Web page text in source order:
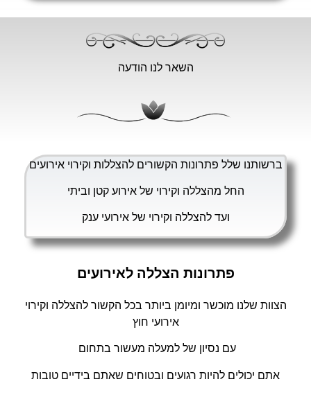
השאר לנו הודעה
ברשותנו שלל פתרונות הקשורים להצללות וקירוי אירועים
החל מהצללה וקירוי של אירוע קטן וביתי
ועד להצללה וקירוי של אירועי ענק
פתרונות הצללה לאירועים
הצוות שלנו מוכשר ומיומן ביותר בכל הקשור להצללה וקירוי
אירועי חוץ
עם נסיון של למעלה מעשור בתחום
אתם יכולים להיות רגועים ובטוחים שאתם בידיים טובות